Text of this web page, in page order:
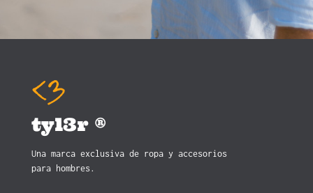
tyl3r ®
Una marca exclusiva de ropa y accesorios
para hombres.